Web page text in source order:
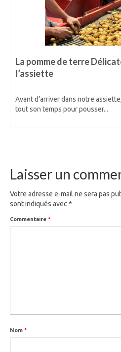
La pomme de terre
l’assiette
Avant d’arriver dans notre
tout son temps pour pousser...
Laisser un
Votre adresse e-mail ne sera pas
sont indiqués avec *
Commentaire *
Nom *